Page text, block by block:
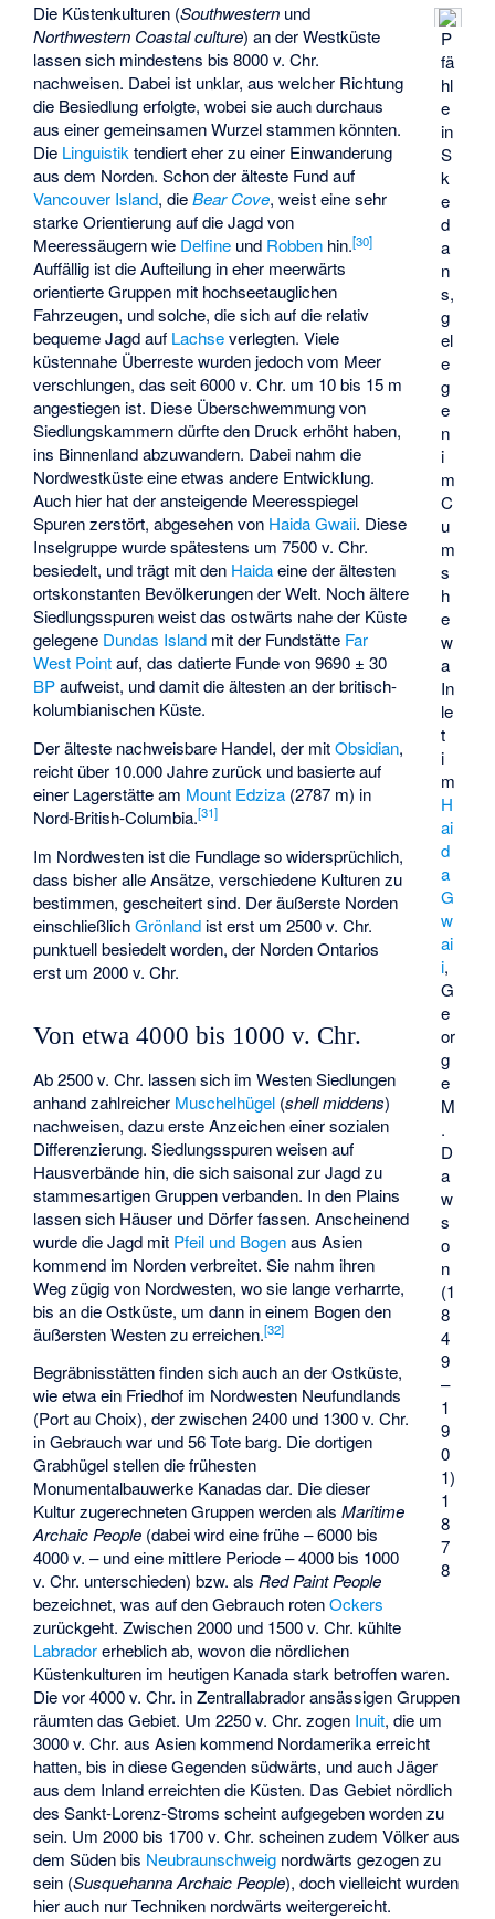
P
fä
hl
e
in
S
k
e
d
a
n
s,
g
el
e
g
e
n
i
m
C
u
m
s
h
e
w
a
In
le
t
i
m
H
ai
d
a
G
w
ai
i,
G
e
or
g
e
M
.
D
a
w
s
o
n
(1
8
4
9
–
1
9
0
1)
1
8
7
8
Die Küstenkulturen (Southwestern und
Northwestern Coastal culture) an der Westküste
lassen sich mindestens bis 8000 v. Chr.
nachweisen. Dabei ist unklar, aus welcher Richtung
die Besiedlung erfolgte, wobei sie auch durchaus
aus einer gemeinsamen Wurzel stammen könnten.
Die Linguistiktendiert eher zu einer Einwanderung
aus dem Norden. Schon der älteste Fund auf
Vancouver Island, dieBear Cove, weist eine sehr
starke Orientierung auf die Jagd von
Meeressäugern wie Delfine und Robben hin.[30]
Auffällig ist die Aufteilung in eher meerwärts
orientierte Gruppen mit hochseetauglichen
Fahrzeugen, und solche, die sich auf die relativ
bequeme Jagd auf Lachseverlegten. Viele
küstennahe Überreste wurden jedoch vom Meer
verschlungen, das seit 6000 v. Chr. um 10 bis 15 m
angestiegen ist. Diese Überschwemmung von
Siedlungskammern dürfte den Druck erhöht haben,
ins Binnenland abzuwandern. Dabei nahm die
Nordwestküste eine etwas andere Entwicklung.
Auch hier hat der ansteigende Meeresspiegel
Spuren zerstört, abgesehen von Haida Gwaii. Diese
Inselgruppe wurde spätestens um 7500 v. Chr.
besiedelt, und trägt mit den Haidaeine der ältesten
ortskonstanten Bevölkerungen der Welt. Noch ältere
Siedlungsspuren weist das ostwärts nahe der Küste
gelegene Dundas Island mit der Fundstätte Far
West Pointauf, das datierte Funde von 9690 ± 30
BPaufweist, und damit die ältesten an der britisch-
kolumbianischen Küste.
Der älteste nachweisbare Handel, der mitObsidian,
reicht über 10.000 Jahre zurück und basierte auf
einer Lagerstätte am Mount Edziza (2787 m) in
Nord-British-Columbia.[31]
Im Nordwesten ist die Fundlage so widersprüchlich,
dass bisher alle Ansätze, verschiedene Kulturen zu
bestimmen, gescheitert sind. Der äußerste Norden
einschließlichGrönland ist erst um 2500 v. Chr.
punktuell besiedelt worden, der Norden Ontarios
erst um 2000 v. Chr.
Von etwa 4000 bis 1000 v. Chr.
Ab 2500 v. Chr. lassen sich im Westen Siedlungen
anhand zahlreicher Muschelhügel (shell middens)
nachweisen, dazu erste Anzeichen einer sozialen
Differenzierung. Siedlungsspuren weisen auf
Hausverbände hin, die sich saisonal zur Jagd zu
stammesartigen Gruppen verbanden. In den Plains
lassen sich Häuser und Dörfer fassen. Anscheinend
wurde die Jagd mit Pfeil und Bogenaus Asien
kommend im Norden verbreitet. Sie nahm ihren
Weg zügig von Nordwesten, wo sie lange verharrte,
bis an die Ostküste, um dann in einem Bogen den
äußersten Westen zu erreichen.[32]
Begräbnisstätten finden sich auch an der Ostküste,
wie etwa ein Friedhof im Nordwesten Neufundlands
(Port au Choix), der zwischen 2400 und 1300 v. Chr.
in Gebrauch war und 56 Tote barg. Die dortigen
Grabhügel stellen die frühesten
Monumentalbauwerke Kanadas dar. Die dieser
Kultur zugerechneten Gruppen werden alsMaritime
Archaic People (dabei wird eine frühe – 6000 bis
4000 v. – und eine mittlere Periode – 4000 bis 1000
v. Chr. unterschieden) bzw. als Red Paint People
bezeichnet, was auf den Gebrauch rotenOckers
zurückgeht. Zwischen 2000 und 1500 v. Chr. kühlte
Labradorerheblich ab, wovon die nördlichen
Küstenkulturen im heutigen Kanada stark betroffen waren.
Die vor 4000 v. Chr. in Zentrallabrador ansässigen Gruppen
räumten das Gebiet. Um 2250 v. Chr. zogen Inuit, die um
3000 v. Chr. aus Asien kommend Nordamerika erreicht
hatten, bis in diese Gegenden südwärts, und auch Jäger
aus dem Inland erreichten die Küsten. Das Gebiet nördlich
des Sankt-Lorenz-Stroms scheint aufgegeben worden zu
sein. Um 2000 bis 1700 v. Chr. scheinen zudem Völker aus
dem Süden bis Neubraunschweig nordwärts gezogen zu
sein (Susquehanna Archaic People), doch vielleicht wurden
hier auch nur Techniken nordwärts weitergereicht.